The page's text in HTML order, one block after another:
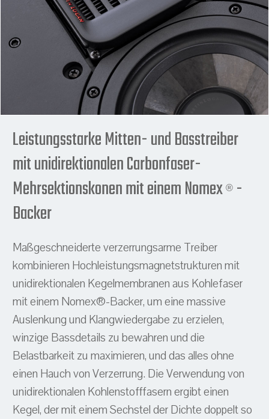
Leistungsstarke Mitten- und Basstreiber
mit unidirektionalen Carbonfaser-
Mehrsektionskonen mit einem Nomex ® -
Backer
Maßgeschneiderte verzerrungsarme Treiber
kombinieren Hochleistungsmagnetstrukturen mit
unidirektionalen Kegelmembranen aus Kohlefaser
mit einem Nomex®-Backer, um eine massive
Auslenkung und Klangwiedergabe zu erzielen,
winzige Bassdetails zu bewahren und die
Belastbarkeit zu maximieren, und das alles ohne
einen Hauch von Verzerrung. Die Verwendung von
unidirektionalen Kohlenstofffasern ergibt einen
Kegel, der mit einem Sechstel der Dichte doppelt so